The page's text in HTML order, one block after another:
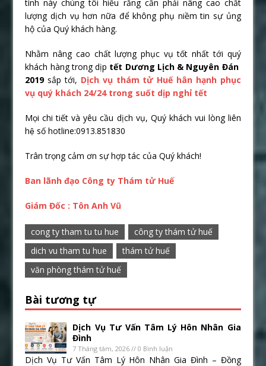
tình này chúng tôi hiểu rằng cần phải nâng cao chất
lượng dịch vụ hơn nữa để không phụ niềm tin sự ủng
hộ của Quý khách hàng.
Nhằm nâng cao chất lượng phục vụ tốt nhất tới quý
khách hàng trong dịp tết Dương Lịch & Nguyên Đán
2019sắp tới, Dịch vụ thám tử Huế hân hạnh phục
vụ quý khách 24/24 trong suốt dịp nghỉ tết
Mọi chi tiết và yêu cầu dịch vụ, Quý khách vui lòng liên
hệ số hotline:0913.851830
Trân trọng cảm ơn sự hợp tác của Quý khách!
Ban lãnh đạo Công ty Thám tử Huế
Giám Đốc : Tôn Anh Vũ
cong ty tham tu tu hue
công ty thám tử huế
dich vu tham tu hue
thám tử huế
văn phòng thám tử huế
Bài tương tự
Dịch Vụ Tư Vấn Tâm Lý Hôn Nhân Gia
Đình
7 Tháng tám, 2026 // 0 Bình luận
Dịch Vụ Tư Vấn Tâm Lý Hôn Nhân Gia Đình – Đồng